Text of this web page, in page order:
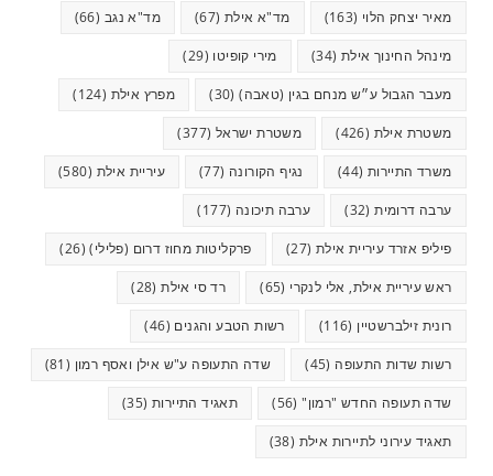
מאיר יצחק הלוי (163) מד"א אילת (67) מד"א נגב (66)
מינהל החינוך אילת (34) מירי קופיטו (29)
מעבר הגבול ע״ש מנחם בגין (טאבה)(30) מפרץ אילת (124)
משטרת אילת (426) משטרת ישראל (377)
משרד התיירות (44) נגיף הקורונה (77) עיריית אילת (580)
ערבה דרומית(32) ערבה תיכונה (177)
פיליפ אזרד עיריית אילת (27) פרקליטות מחוז דרום (פלילי)(26)
ראש עיריית אילת, אלי לנקרי (65) רד סי אילת(28)
רונית זילברשטיין (116) רשות הטבע והגנים (46)
רשות שדות התעופה (45) שדה התעופה ע"ש אילן ואסף רמון (81)
שדה תעופה החדש "רמון"(56) תאגיד התיירות (35)
תאגיד עירוני לתיירות אילת (38)